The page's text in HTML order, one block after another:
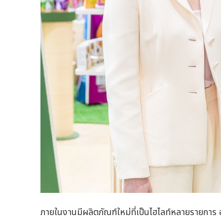
ภายในงานมีผลิตภัณฑ์ใหม่ที่เป็นไฮไลท์หลายรายการ